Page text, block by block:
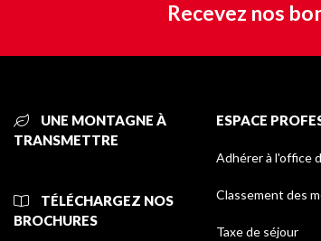
Recevez nos
UNE MONTAGNE À
TRANSMETTRE
TÉLÉCHARGEZ NOS
BROCHURES
ESPACE
Adhérer à l'office
Classement des
Taxe de séjour